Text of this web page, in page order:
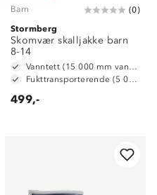
Barn (0)
Stormberg
Skomvær skalljakke barn
8-14
Vanntett (15 000 mm vannsøyle)
Fukttransporterende (5 000 g/ m2/ 24t)
499,-